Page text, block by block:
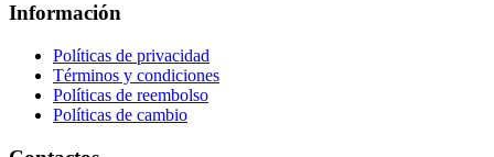
Información
Políticas de privacidad
Términos y condiciones
Políticas de reembolso
Políticas de cambio